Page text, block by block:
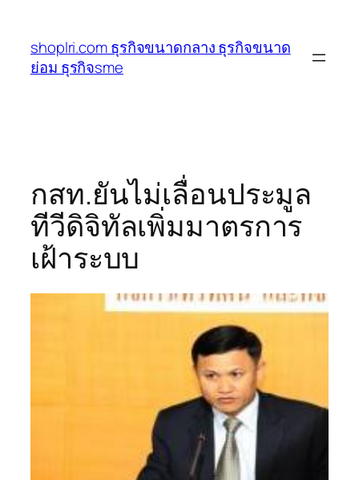
เนื้อหา
shoplri.com ธุรกิจขนาดกลาง ธุรกิจขนาด
ย่อม ธุรกิจsme
กสท.ยันไม่เลื่อนประมูล
ทีวีดิจิทัลเพิ่มมาตรการ
เฝ้าระบบ